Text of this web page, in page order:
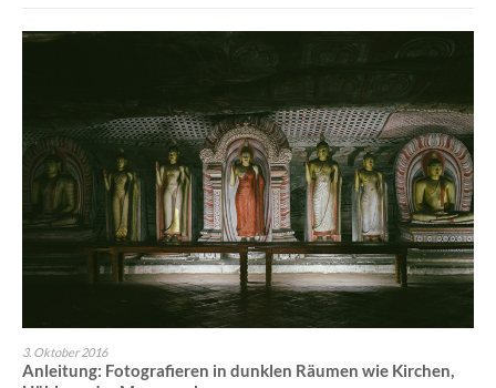
3. Oktober 2016
Anleitung: Fotografieren in dunklen Räumen wie Kirchen,